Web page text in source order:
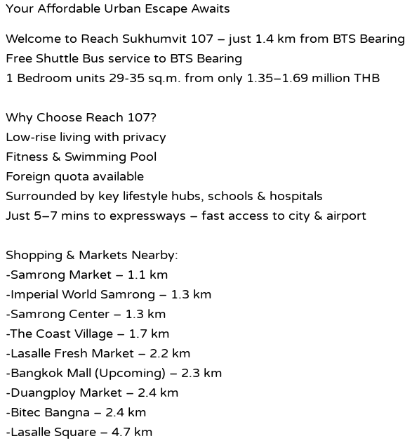
Your Affordable Urban Escape Awaits
Welcome to Reach Sukhumvit 107 – just 1.4 km from BTS Bearing
Free Shuttle Bus service to BTS Bearing
1 Bedroom units 29-35 sq.m. from only 1.35–1.69 million THB
Why Choose Reach 107?
Low-rise living with privacy
Fitness & Swimming Pool
Foreign quota available
Surrounded by key lifestyle hubs, schools & hospitals
Just 5–7 mins to expressways – fast access to city & airport
Shopping & Markets Nearby:
-Samrong Market – 1.1 km
-Imperial World Samrong – 1.3 km
-Samrong Center – 1.3 km
-The Coast Village – 1.7 km
-Lasalle Fresh Market – 2.2 km
-Bangkok Mall (Upcoming) – 2.3 km
-Duangploy Market – 2.4 km
-Bitec Bangna – 2.4 km
-Lasalle Square – 4.7 km